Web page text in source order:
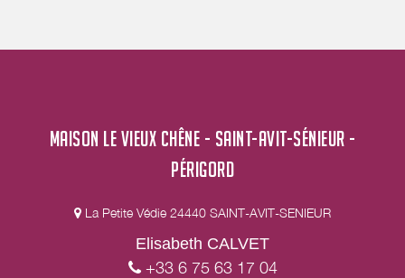
MAISON LE VIEUX CHÊNE - SAINT-AVIT-SÉNIEUR -
PÉRIGORD
La Petite Védie 24440 SAINT-AVIT-SENIEUR
Elisabeth CALVET
+33 6 75 63 17 04